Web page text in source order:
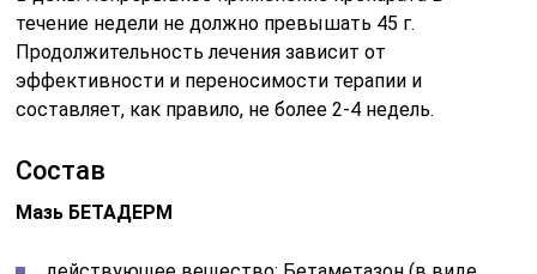
течение недели не должно превышать 45 г.
Продолжительность лечения зависит от
эффективности и переносимости терапии и
составляет, как правило, не более 2-4 недель.
Состав
Мазь БЕТАДЕРМ